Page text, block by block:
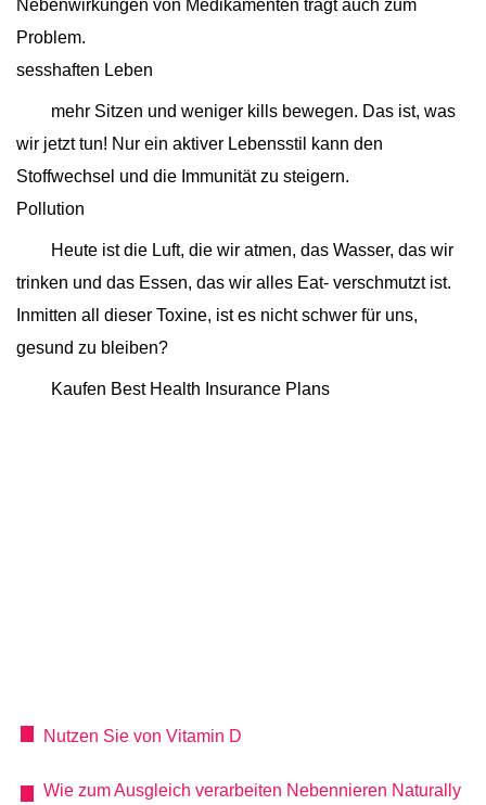
Nebenwirkungen von Medikamenten trägt auch zum
Problem.
sesshaften Leben
mehr Sitzen und weniger kills bewegen. Das ist, was
wir jetzt tun! Nur ein aktiver Lebensstil kann den
Stoffwechsel und die Immunität zu steigern.
Pollution
Heute ist die Luft, die wir atmen, das Wasser, das wir
trinken und das Essen, das wir alles Eat- verschmutzt ist.
Inmitten all dieser Toxine, ist es nicht schwer für uns,
gesund zu bleiben?
Kaufen Best Health Insurance Plans
Nutzen Sie von Vitamin D
Wie zum Ausgleich verarbeiten Nebennieren Naturally